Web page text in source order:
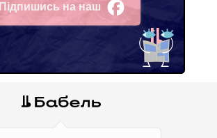
Підпишись на наш
Facebook